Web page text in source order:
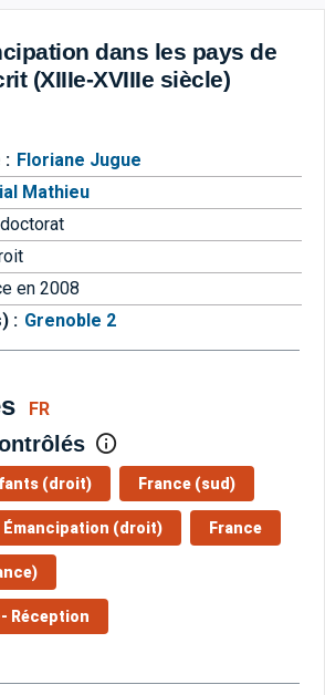
Aller directement à la barre
dans les pays de
(XIIIe-XVIIIe siècle)
: Floriane Jugue
Mathieu
en 2008
: Grenoble 2
FR
(droit) France (sud)
Émancipation (droit) France
Réception